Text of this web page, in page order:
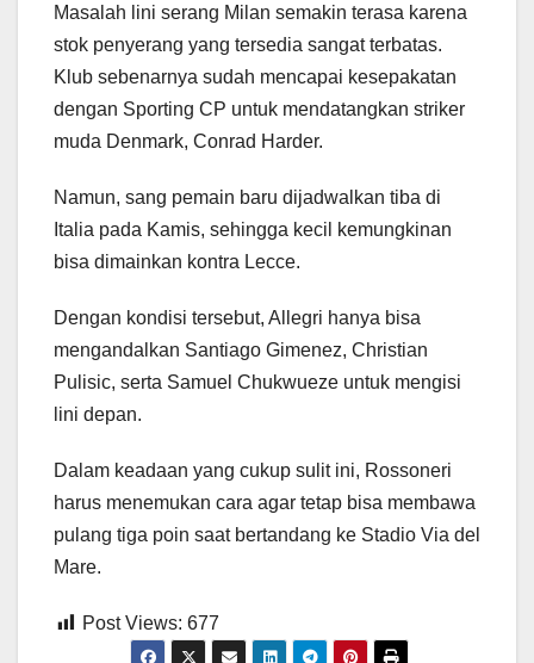
Masalah lini serang Milan semakin terasa karena
stok penyerang yang tersedia sangat terbatas.
Klub sebenarnya sudah mencapai kesepakatan
dengan Sporting CP untuk mendatangkan striker
muda Denmark, Conrad Harder.
Namun, sang pemain baru dijadwalkan tiba di
Italia pada Kamis, sehingga kecil kemungkinan
bisa dimainkan kontra Lecce.
Dengan kondisi tersebut, Allegri hanya bisa
mengandalkan Santiago Gimenez, Christian
Pulisic, serta Samuel Chukwueze untuk mengisi
lini depan.
Dalam keadaan yang cukup sulit ini, Rossoneri
harus menemukan cara agar tetap bisa membawa
pulang tiga poin saat bertandang ke Stadio Via del
Mare.
Post Views: 677